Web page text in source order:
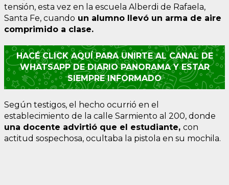
tensión, esta vez en la escuela Alberdi de Rafaela,
Santa Fe, cuando un alumno llevó un arma de aire
comprimido a clase.
HACÉ CLICK AQUÍ PARA UNIRTE AL CANAL DE
WHATSAPP DE DIARIO PANORAMA Y ESTAR
SIEMPRE INFORMADO
Según testigos, el hecho ocurrió en el
establecimiento de la calle Sarmiento al 200, donde
una docente advirtió que el estudiante, con
actitud sospechosa, ocultaba la pistola en su mochila.